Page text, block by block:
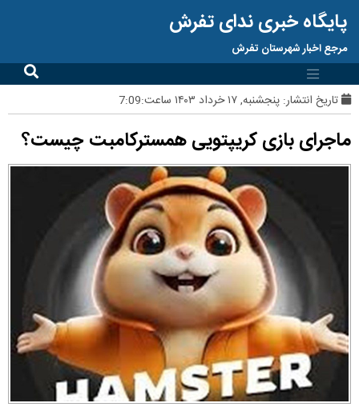
پایگاه خبری ندای تفرش
مرجع اخبار شهرستان تفرش
تاریخ انتشار: پنجشنبه, ۱۷ خرداد ۱۴۰۳ ساعت:7:09
ماجرای بازی کریپتویی همسترکامبت چیست؟